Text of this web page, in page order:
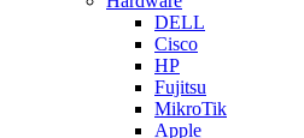
DELL
Cisco
HP
Fujitsu
MikroTik
Apple